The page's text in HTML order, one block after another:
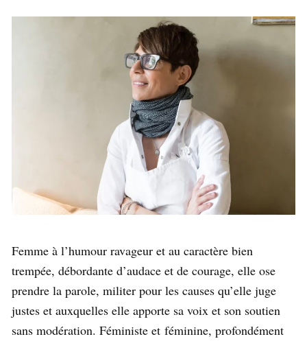
Femme à l’humour ravageur et au caractère bien
trempée, débordante d’audace et de courage, elle ose
prendre la parole, militer pour les causes qu’elle juge
justes et auxquelles elle apporte sa voix et son soutien
sans modération. Féministe et féminine, profondément